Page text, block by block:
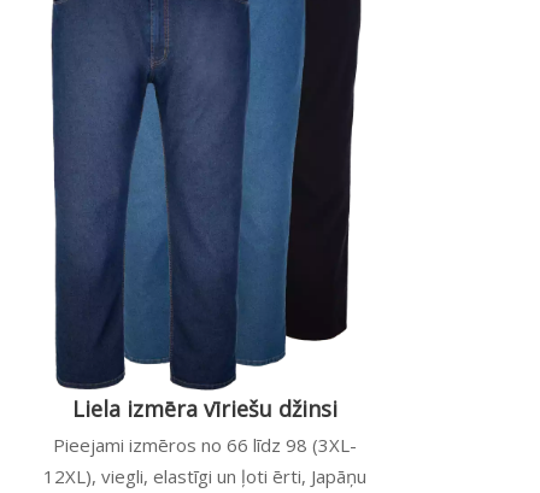
Liela izmēra vīriešu džinsi
Pieejami izmēros no 66 līdz 98 (3XL-
12XL), viegli, elastīgi un ļoti ērti, Japāņu